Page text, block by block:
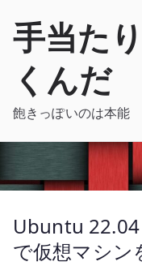
手当た
くんだ
飽きっぽいのは本能
Ubuntu
で仮想マシン